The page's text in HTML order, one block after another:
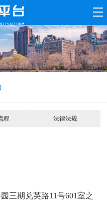
程 法律法规
三期兑英路11号601室之